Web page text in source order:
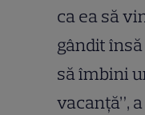
ca ea să
gândit
să îmbini
vacanță”,